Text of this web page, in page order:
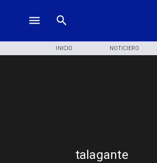
INICIO NOTICIERO
talagante